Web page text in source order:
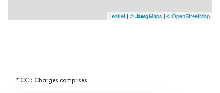
Leaflet | © JawgMaps | © OpenStreetMap
* CC : Charges comprises